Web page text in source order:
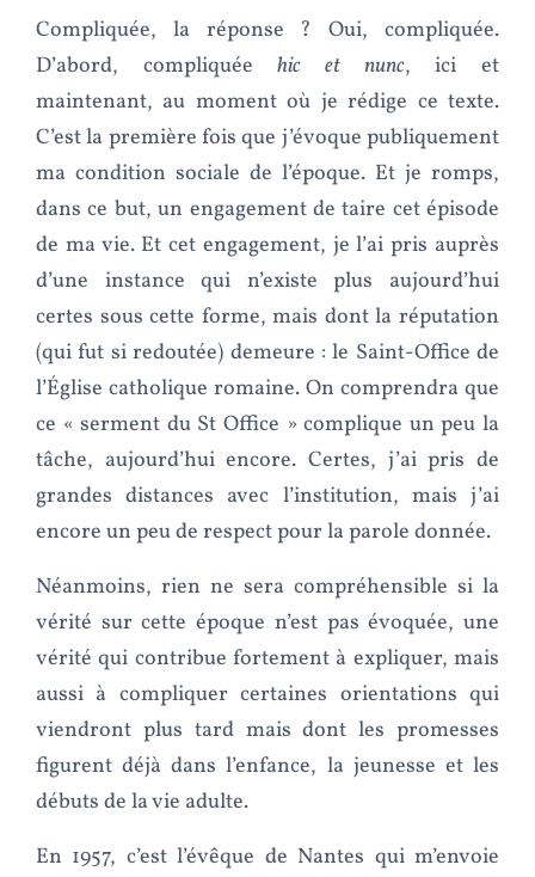
Compliquée, la réponse ? Oui, compliquée.
D’abord, compliquéehic et nunc, ici et
maintenant, au moment où je rédige ce texte.
C’est la première fois que j’évoque publiquement
ma condition sociale de l’époque. Et je romps,
dans ce but, un engagement de taire cet épisode
de ma vie. Et cet engagement, je l’ai pris auprès
d’une instance qui n’existe plus aujourd’hui
certes sous cette forme, mais dont la réputation
(qui fut si redoutée) demeure : le Saint-Office de
l’Église catholique romaine. On comprendra que
ce « serment du St Office » complique un peu la
tâche, aujourd’hui encore. Certes, j’ai pris de
grandes distances avec l’institution, mais j’ai
encore un peu de respect pour la parole donnée.
Néanmoins, rien ne sera compréhensible si la
vérité sur cette époque n’est pas évoquée, une
vérité qui contribue fortement à expliquer, mais
aussi à compliquer certaines orientations qui
viendront plus tard mais dont les promesses
figurent déjà dans l’enfance, la jeunesse et les
débuts de la vie adulte.
En 1957, c’est l’évêque de Nantes qui m’envoie